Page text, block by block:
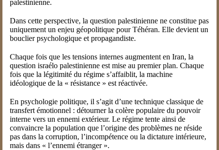
palestinienne.
Dans cette perspective, la question palestinienne ne constitue pas
uniquement un enjeu géopolitique pour Téhéran. Elle devient un
bouclier psychologique et propagandiste.
Chaque fois que les tensions internes augmentent en Iran, la
question israélo palestinienne est mise au premier plan. Chaque
fois que la légitimité du régime s’affaiblit, la machine
idéologique de la « résistance » est réactivée.
En psychologie politique, il s’agit d’une technique classique de
transfert émotionnel : détourner la colère populaire du pouvoir
interne vers un ennemi extérieur. Le régime tente ainsi de
convaincre la population que l’origine des problèmes ne réside
pas dans la corruption, l’incompétence ou la dictature intérieure,
mais dans « l’ennemi étranger ».